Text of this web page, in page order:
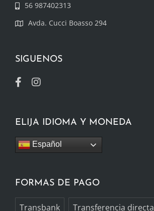
56 987402313
Avda. Cucci Boasso 294
SIGUENOS
ELIJA IDIOMA Y MONEDA
Español
FORMAS DE PAGO
Transbank Transferencia directa